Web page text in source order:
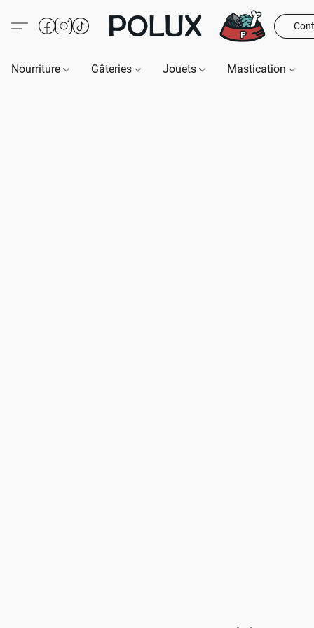
Nourriture Gâteries Jouets Mastication